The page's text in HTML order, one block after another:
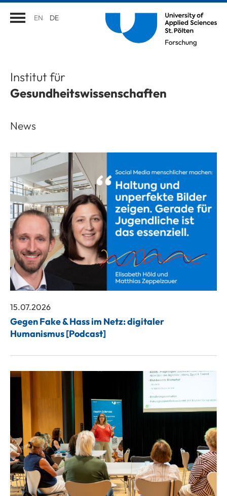
EN DE
Institut für
Gesundheitswissenschaften
News
15.07.2026
Gegen Fake & Hass im Netz: digitaler
Humanismus [Podcast]